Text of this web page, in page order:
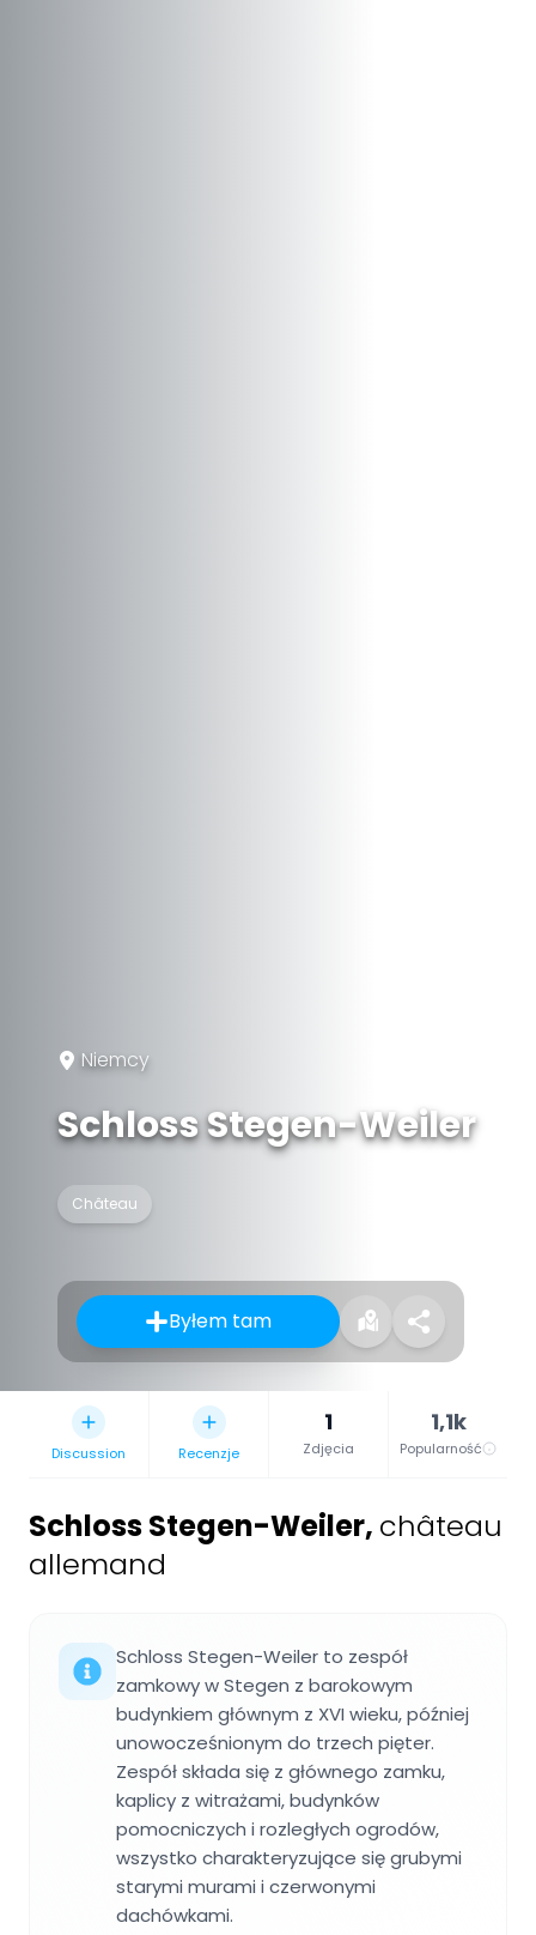
Niemcy
Schloss Stegen-Weiler
Château
Byłem tam
Discussion Recenzje
1
Zdjęcia
1,1k
Popularność
Schloss Stegen-Weiler, château
allemand
Schloss Stegen-Weiler to zespół
zamkowy w Stegen z barokowym
budynkiem głównym z XVI wieku, później
unowocześnionym do trzech pięter.
Zespół składa się z głównego zamku,
kaplicy z witrażami, budynków
pomocniczych i rozległych ogrodów,
wszystko charakteryzujące się grubymi
starymi murami i czerwonymi
dachówkami.